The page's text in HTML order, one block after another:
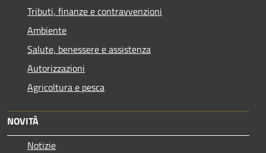
Tributi, finanze e contravvenzioni
Ambiente
Salute, benessere e assistenza
Autorizzazioni
Agricoltura e pesca
NOVITÀ
Notizie